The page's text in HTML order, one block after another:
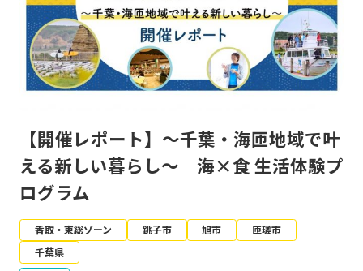
【開催レポート】～千葉・海匝地域で叶
える新しい暮らし～ 海×食 生活体験プ
ログラム
香取・東総ゾーン 銚子市 旭市
匝瑳市
千葉県